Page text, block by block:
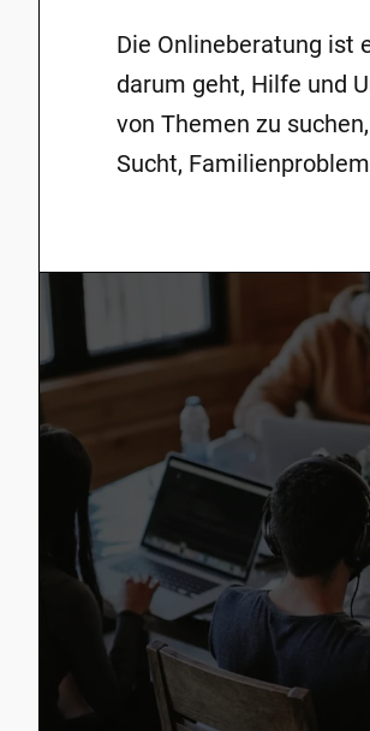
Die Onlineberatung ist
darum geht, Hilfe und
von Themen zu
Sucht,
professionellen